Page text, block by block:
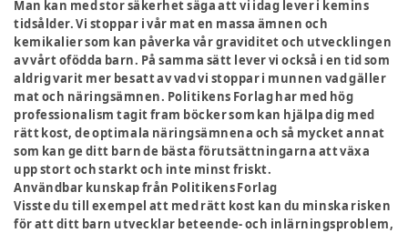
Man kan med stor säkerhet säga att vi idag lever i kemins
tidsålder. Vi stoppar i vår mat en massa ämnen och
kemikalier som kan påverka vår graviditet och utvecklingen
av vårt ofödda barn. På samma sätt lever vi också i en tid som
aldrig varit mer besatt av vad vi stoppar i munnen vad gäller
mat och näringsämnen. Politikens Forlag har med hög
professionalism tagit fram böcker som kan hjälpa dig med
rätt kost, de optimala näringsämnena och så mycket annat
som kan ge ditt barn de bästa förutsättningarna att växa
upp stort och starkt och inte minst friskt.
Användbar kunskap från Politikens Forlag
Visste du till exempel att med rätt kost kan du minska risken
för att ditt barn utvecklar beteende- och inlärningsproblem,